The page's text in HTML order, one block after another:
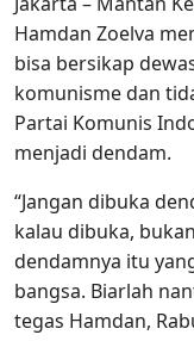
Hamdan Zoelva
bisa bersikap
komunisme dan
Partai Komunis
menjadi dendam.
“Jangan dibuka
kalau dibuka,
dendamnya itu
bangsa. Biarlah
tegas Hamdan,